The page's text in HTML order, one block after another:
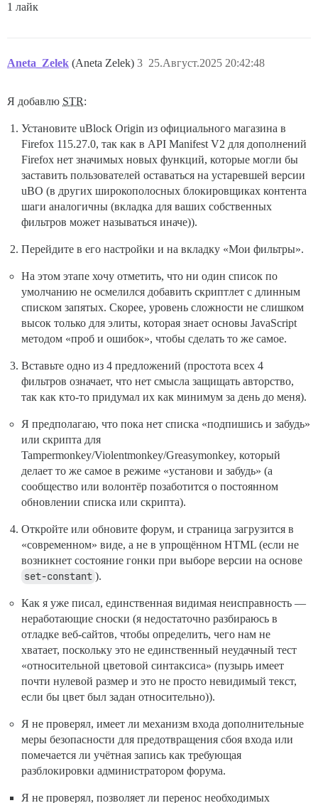
1 лайк
Aneta_Zelek (Aneta Zelek) 25.Август.2025 20:42:48
3
Я добавлю STR:
Установите uBlock Origin из официального магазина в
Firefox 115.27.0, так как в API Manifest V2 для дополнений
Firefox нет значимых новых функций, которые могли бы
заставить пользователей оставаться на устаревшей версии
uBO (в других широкополосных блокировщиках контента
шаги аналогичны (вкладка для ваших собственных
фильтров может называться иначе)).
Перейдите в его настройки и на вкладку «Мои фильтры».
На этом этапе хочу отметить, что ни один список по
умолчанию не осмелился добавить скриптлет с длинным
списком запятых. Скорее, уровень сложности не слишком
высок только для элиты, которая знает основы JavaScript
методом «проб и ошибок», чтобы сделать то же самое.
Вставьте одно из 4 предложений (простота всех 4
фильтров означает, что нет смысла защищать авторство,
так как кто-то придумал их как минимум за день до меня).
Я предполагаю, что пока нет списка «подпишись и забудь»
или скрипта для
Tampermonkey/Violentmonkey/Greasymonkey, который
делает то же самое в режиме «установи и забудь» (а
сообщество или волонтёр позаботится о постоянном
обновлении списка или скрипта).
Откройте или обновите форум, и страница загрузится в
«современном» виде, а не в упрощённом HTML (если не
возникнет состояние гонки при выборе версии на основе
set-constant ).
Как я уже писал, единственная видимая неисправность —
неработающие сноски (я недостаточно разбираюсь в
отладке веб-сайтов, чтобы определить, чего нам не
хватает, поскольку это не единственный неудачный тест
«относительной цветовой синтаксиса» (пузырь имеет
почти нулевой размер и это не просто невидимый текст,
если бы цвет был задан относительно)).
Я не проверял, имеет ли механизм входа дополнительные
меры безопасности для предотвращения сбоя входа или
помечается ли учётная запись как требующая
разблокировки администратором форума.
Я не проверял, позволяет ли перенос необходимых